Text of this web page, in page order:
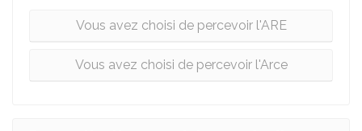
Vous avez choisi de percevoir l'ARE
Vous avez choisi de percevoir l'Arce